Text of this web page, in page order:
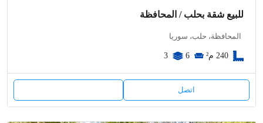
للبيع شقة بحلب / المحافظة
المحافظة، حلب، سوريا
240 م² 6
3
اتصل